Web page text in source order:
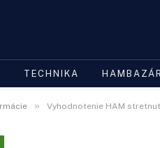
TECHNIKA HAMBAZÁR
» Vyhodnotenie HAM